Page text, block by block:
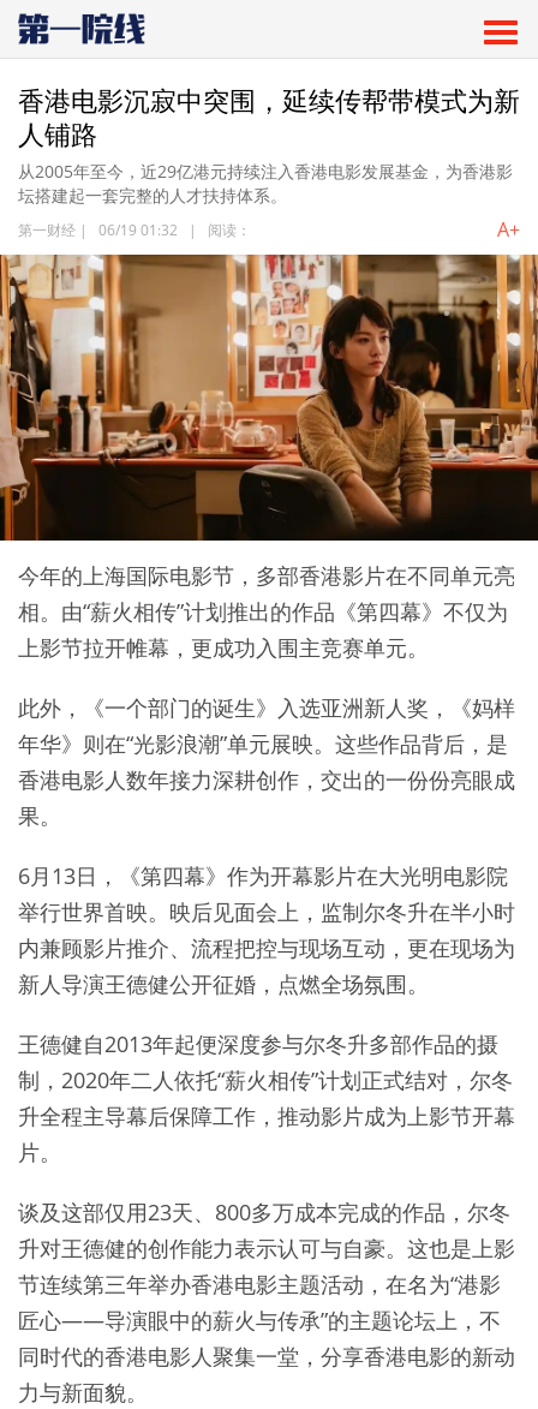
香港电影沉寂中突围，延续传帮带模式为新
人铺路
从2005年至今，近29亿港元持续注入香港电影发展基金，为香港影
坛搭建起一套完整的人才扶持体系。
第一财经 | 06/19 01:32 | 阅读： A+
今年的上海国际电影节，多部香港影片在不同单元亮
相。由“薪火相传”计划推出的作品《第四幕》不仅为
上影节拉开帷幕，更成功入围主竞赛单元。
此外，《一个部门的诞生》入选亚洲新人奖，《妈样
年华》则在“光影浪潮”单元展映。这些作品背后，是
香港电影人数年接力深耕创作，交出的一份份亮眼成
果。
6月13日，《第四幕》作为开幕影片在大光明电影院
举行世界首映。映后见面会上，监制尔冬升在半小时
内兼顾影片推介、流程把控与现场互动，更在现场为
新人导演王德健公开征婚，点燃全场氛围。
王德健自2013年起便深度参与尔冬升多部作品的摄
制，2020年二人依托“薪火相传”计划正式结对，尔冬
升全程主导幕后保障工作，推动影片成为上影节开幕
片。
谈及这部仅用23天、800多万成本完成的作品，尔冬
升对王德健的创作能力表示认可与自豪。这也是上影
节连续第三年举办香港电影主题活动，在名为“港影
匠心——导演眼中的薪火与传承”的主题论坛上，不
同时代的香港电影人聚集一堂，分享香港电影的新动
力与新面貌。